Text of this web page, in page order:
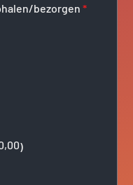
bezorgen *
)